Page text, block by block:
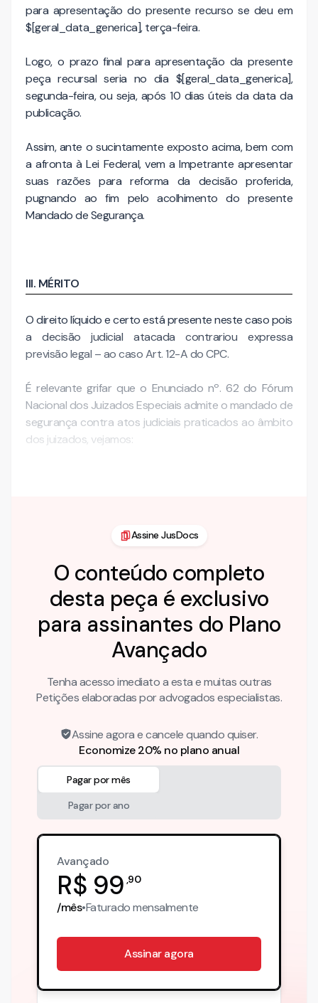
para apresentação do presente recurso se deu em
$[geral_data_generica], terça-feira.
Logo, o prazo final para apresentação da presente
peça recursal seria no dia $[geral_data_generica],
segunda-feira, ou seja, após 10 dias úteis da data da
publicação.
Assim, ante o sucintamente exposto acima, bem com
a afronta à Lei Federal, vem a Impetrante apresentar
suas razões para reforma da decisão proferida,
pugnando ao fim pelo acolhimento do presente
Mandado de Segurança.
III. MÉRITO
O direito líquido e certo está presente neste caso pois
a decisão judicial atacada contrariou expressa
previsão legal – ao caso Art. 12-A do CPC.
É relevante grifar que o Enunciado nº. 62 do Fórum
Nacional dos Juizados Especiais admite o mandado de
segurança contra atos judiciais praticados ao âmbito
dos juizados, vejamos:
Assine JusDocs
O conteúdo completo
desta peça é exclusivo
para assinantes do Plano
Avançado
Tenha acesso imediato a esta e muitas outras
Petições elaboradas por advogados especialistas.
Assine agora e cancele quando quiser.
Economize 20% no plano anual
Pagar por mês
Pagar por ano
Avançado
R$ 99 ,90
/mês•Faturadomensalmente
Assinar agora